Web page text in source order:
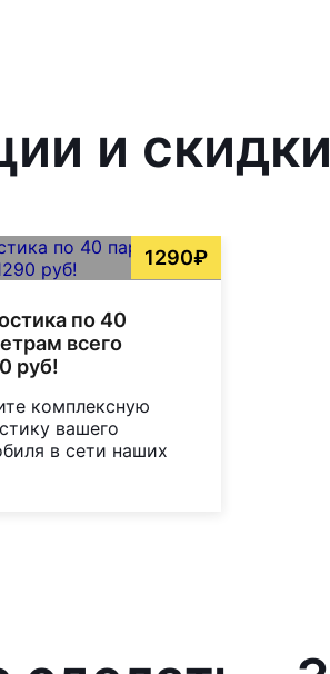
и скидки
1290₽
по 40
всего
руб!
комплексную
вашего
в сети наших